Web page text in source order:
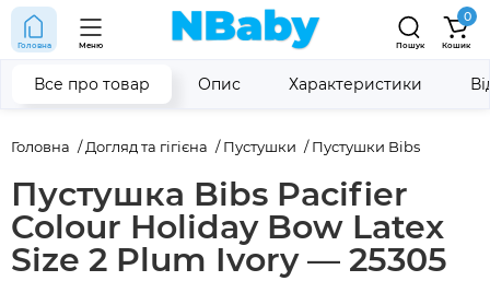
Головна Меню Пошук
0
Кошик
Головна Догляд та гігієна Пустушки Пустушки Bibs
Пустушка Bibs Pacifier
Colour Holiday Bow Latex
Size 2 Plum Ivory — 25305
Все про товар Опис Характеристики